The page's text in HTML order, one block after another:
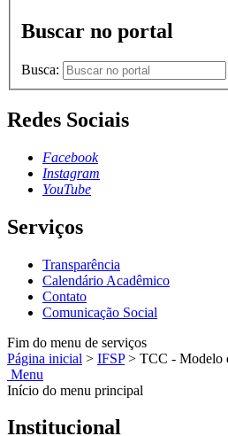
Buscar no portal
Busca:
Redes Sociais
Facebook
Instagram
YouTube
Serviços
Transparência
Calendário Acadêmico
Contato
Comunicação Social
Fim do menu de serviços
Página inicial > IFSP > TCC - Modelo
Menu
Início do menu principal
Institucional